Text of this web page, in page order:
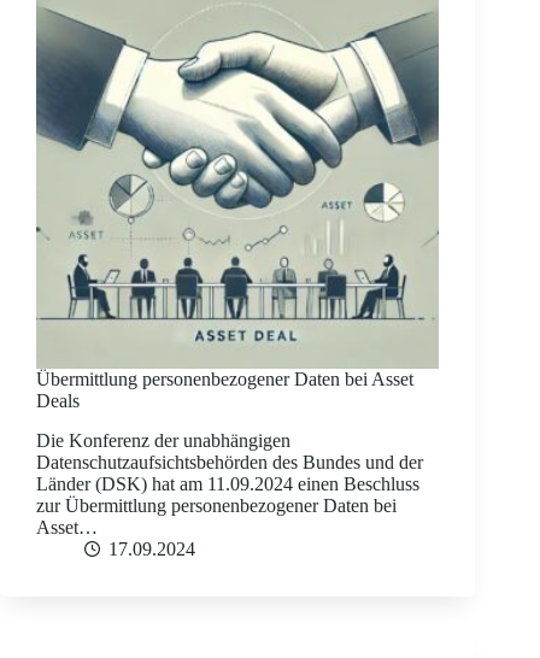
Übermittlung personenbezogener Daten bei Asset
Deals
Die Konferenz der unabhängigen
Datenschutzaufsichtsbehörden des Bundes und der
Länder (DSK) hat am 11.09.2024 einen Beschluss
zur Übermittlung personenbezogener Daten bei
Asset…
17.09.2024